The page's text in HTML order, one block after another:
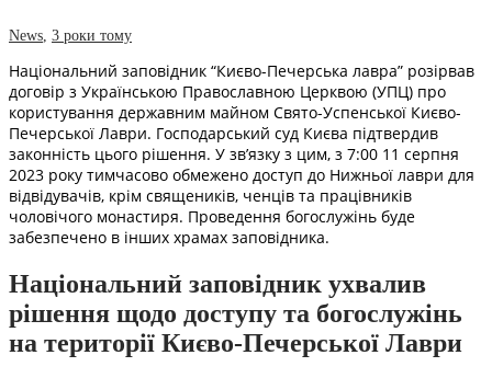
News 3 роки тому
Національний заповідник “Києво-Печерська лавра” розірвав
договір з Українською Православною Церквою (УПЦ) про
користування державним майном Свято-Успенської Києво-
Печерської Лаври. Господарський суд Києва підтвердив
законність цього рішення. У зв’язку з цим, з 7:00 11 серпня
2023 року тимчасово обмежено доступ до Нижньої лаври для
відвідувачів, крім священиків, ченців та працівників
чоловічого монастиря. Проведення богослужінь буде
забезпечено в інших храмах заповідника.
Національний заповідник ухвалив
рішення щодо доступу та богослужінь
на території Києво-Печерської Лаври